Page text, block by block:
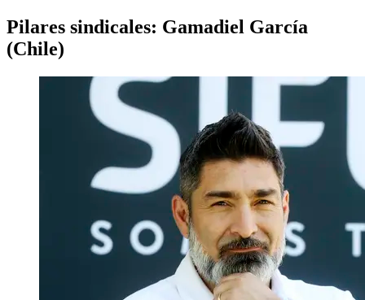
Pilares sindicales: Gamadiel García
(Chile)